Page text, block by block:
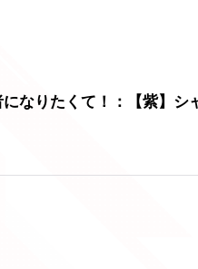
になりたくて！：【紫】シ